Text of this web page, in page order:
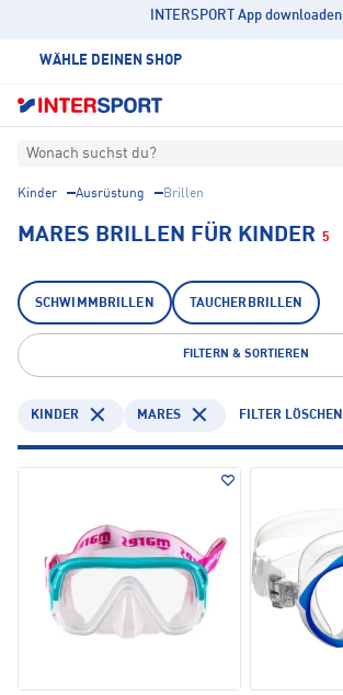
INTERSPORT App downloaden
WÄHLE DEINEN SHOP
Wonach suchst du?
Kinder Ausrüstung Brillen
MARES BRILLEN FÜR KINDER 5
SCHWIMMBRILLEN TAUCHERBRILLEN
FILTERN & SORTIEREN
KINDER MARES FILTER LÖSCHEN